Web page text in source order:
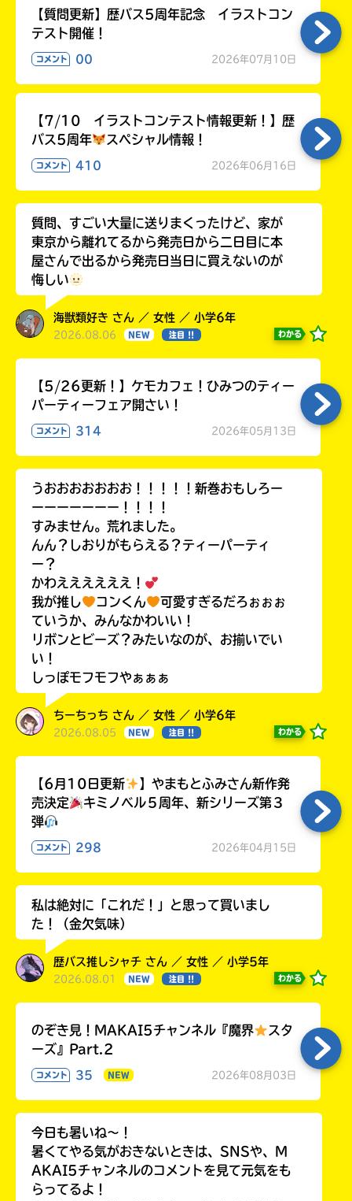
【質問更新】歴バス5周年記念 イラストコン
テスト開催！
コメント 00 2026年07月10日
【7/10 イラストコンテスト情報更新！】歴
バス5周年
スペシャル情報！
コメント 410 2026年06月16日
質問、すごい大量に送りまくったけど、家が
東京から離れてるから発売日から二日目に本
屋さんで出るから発売日当日に買えないのが
悔しい
海獣類好き さん ／ 女性 ／ 小学6年
2026.08.06 NEW 注目 !! わかる
【5/26更新！】ケモカフェ！ひみつのティー
パーティーフェア開さい！
コメント 314 2026年05月13日
うおおおおおおお！！！！！新巻おもしろー
ーーーーーーー！！！！
すみません。荒れました。
んん？しおりがもらえる？ティーパーティ
ー？
かわええええええ！
我が推し
コンくん
可愛すぎるだろぉぉぉ
ていうか、みんなかわいい！
リボンとビーズ？みたいなのが、お揃いでい
い！
しっぽモフモフやぁぁぁ
ちーちっち さん ／ 女性 ／ 小学6年
2026.08.05 NEW 注目 !! わかる
【6月10日更新
】やまもとふみさん新作発
売決定
キミノベル５周年、新シリーズ第３
弾
コメント 298 2026年04月15日
私は絶対に「これだ！」と思って買いまし
た！（金欠気味）
歴バス推しシャチ さん ／ 女性 ／ 小学5年
2026.08.01 NEW 注目 !! わかる
のぞき見！MAKAI5チャンネル『魔界
スタ
ーズ』Part.2
コメント 35 NEW 2026年08月03日
今日も暑いね〜！
暑くてやる気がおきないときは、SNSや、M
AKAI5チャンネルのコメントを見て元気をも
らってるよ！